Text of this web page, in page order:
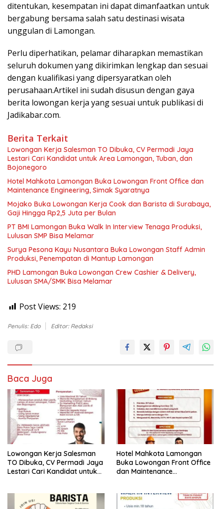
ditentukan, kesempatan ini dapat dimanfaatkan untuk
bergabung bersama salah satu destinasi wisata
unggulan di Lamongan.
Perlu diperhatikan, pelamar diharapkan memastikan
seluruh dokumen yang dikirimkan lengkap dan sesuai
dengan kualifikasi yang dipersyaratkan oleh
perusahaan.Artikel ini sudah disusun dengan gaya
berita lowongan kerja yang sesuai untuk publikasi di
Jadikabar.com.
Berita Terkait
Lowongan Kerja Salesman TO Dibuka, CV Permadi Jaya
Lestari Cari Kandidat untuk Area Lamongan, Tuban, dan
Bojonegoro
Hotel Mahkota Lamongan Buka Lowongan Front Office dan
Maintenance Engineering, Simak Syaratnya
Mojako Buka Lowongan Kerja Cook dan Barista di Surabaya,
Gaji Hingga Rp2,5 Juta per Bulan
PT BMI Lamongan Buka Walk In Interview Tenaga Produksi,
Lulusan SMP Bisa Melamar
Surya Pesona Kayu Nusantara Buka Lowongan Staff Admin
Produksi, Penempatan di Mantup Lamongan
PHD Lamongan Buka Lowongan Crew Cashier & Delivery,
Lulusan SMA/SMK Bisa Melamar
Post Views: 219
Penulis: Edo Editor: Redaksi
Baca Juga
Lowongan Kerja Salesman
TO Dibuka, CV Permadi Jaya
Lestari Cari Kandidat untuk
Hotel Mahkota Lamongan
Buka Lowongan Front Office
dan Maintenance